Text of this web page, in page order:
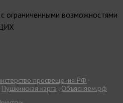
ограниченными возможностями
просвещения РФ
Пушкинская карта
Объясняем.рф